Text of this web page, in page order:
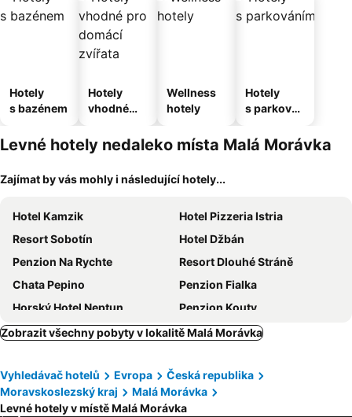
Hotely
s bazénem
Hotely
vhodné
domácí
zvířata
Wellness
hotely
Hotely
s parkován
Levné hotely nedaleko místa Malá Morávka
Zajímat by vás mohly i následující hotely...
Hotel Kamzik
Hotel Pizzeria Istria
Resort Sobotín
Hotel Džbán
Penzion Na Rychte
Resort Dlouhé Stráně
Chata Pepino
Penzion Fialka
Horský Hotel Neptun
Penzion Kouty
Horský hotel Vidly
Wellness Hotel Peras
Kouty
Hotel Červenohorské sedlo
Hotel Petrovy kameny
Vila Vivenot
Zobrazit všechny pobyty v lokalitě Malá Morávka
Vyhledávač hotelů Evropa
Česká republika
Moravskoslezský kraj
Malá Morávka
Levné hotely v místě Malá Morávka